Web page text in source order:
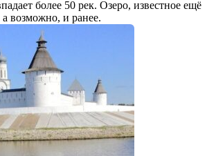
более 50 рек. Озеро, известное ещё
возможно, и ранее.